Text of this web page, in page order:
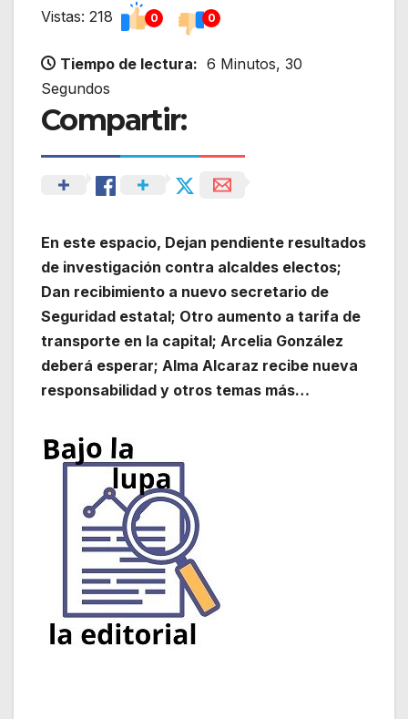
Vistas: 218 0 0
Tiempo de lectura: 6 Minutos, 30
Segundos
Compartir:
En este espacio, Dejan pendiente resultados
de investigación contra alcaldes electos;
Dan recibimiento a nuevo secretario de
Seguridad estatal; Otro aumento a tarifa de
transporte en la capital; Arcelia González
deberá esperar; Alma Alcaraz recibe nueva
responsabilidad y otros temas más…